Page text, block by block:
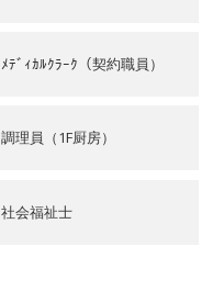
ﾒﾃﾞｨｶﾙｸﾗｰｸ（契約職員）
調理員（1F厨房）
社会福祉士